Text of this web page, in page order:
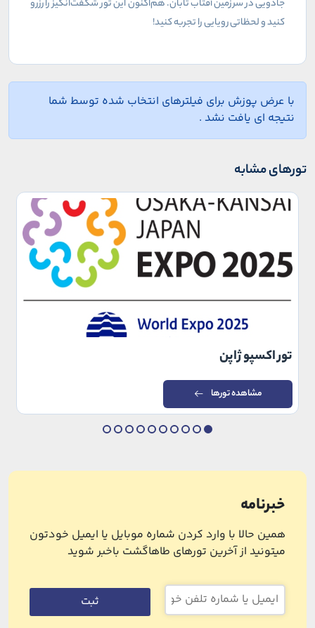
جادویی در سرزمین آفتاب تابان. هم‌اکنون این تور شگفت‌انگیز را رزرو
کنید و لحظاتی رویایی را تجربه کنید!
با عرض پوزش برای فیلترهای انتخاب شده توسط شما
نتیجه ای یافت نشد .
تورهای مشابه
تور اکسپو ژاپن
مشاهده تورها
خبرنامه
همین حالا با وارد کردن شماره موبایل یا ایمیل خودتون
میتونید از آخرین تورهای طاهاگشت باخبر شوید
ثبت